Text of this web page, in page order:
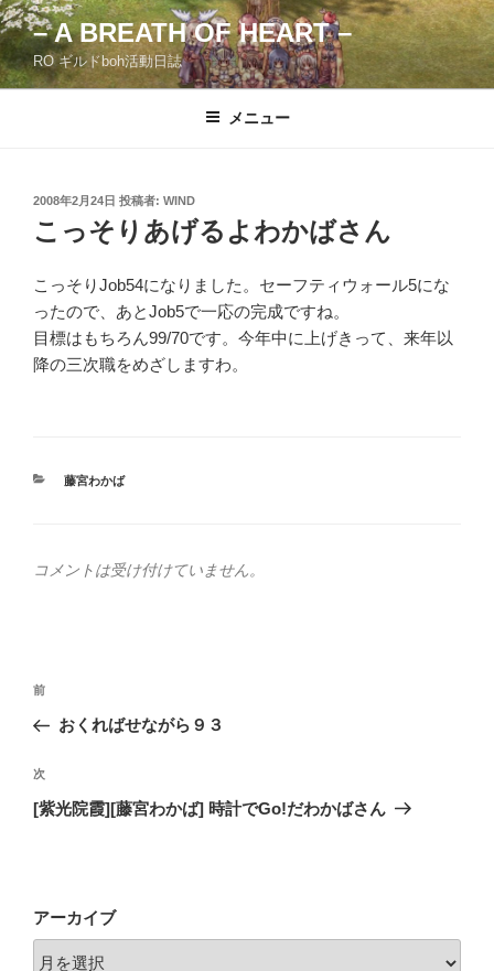
コ
ン
テ
ン
– A BREATH OF HEART –
RO ギルドboh活動日誌
メニュー
投
稿
日:
2008年2月24日 投稿者: WIND
こっそりあげるよわかばさん
こっそりJob54になりました。セーフティウォール5にな
ったので、あとJob5で一応の完成ですね。
目標はもちろん99/70です。今年中に上げきって、来年以
降の三次職をめざしますわ。
カ
藤宮わかば
コメントは受け付けていません。
投
ナ
ビ
ゲ
ン
前
の
稿
前
おくればせながら９３
次
の
次
[紫光院霞][藤宮わかば] 時計でGo!だわかばさん
アーカイブ